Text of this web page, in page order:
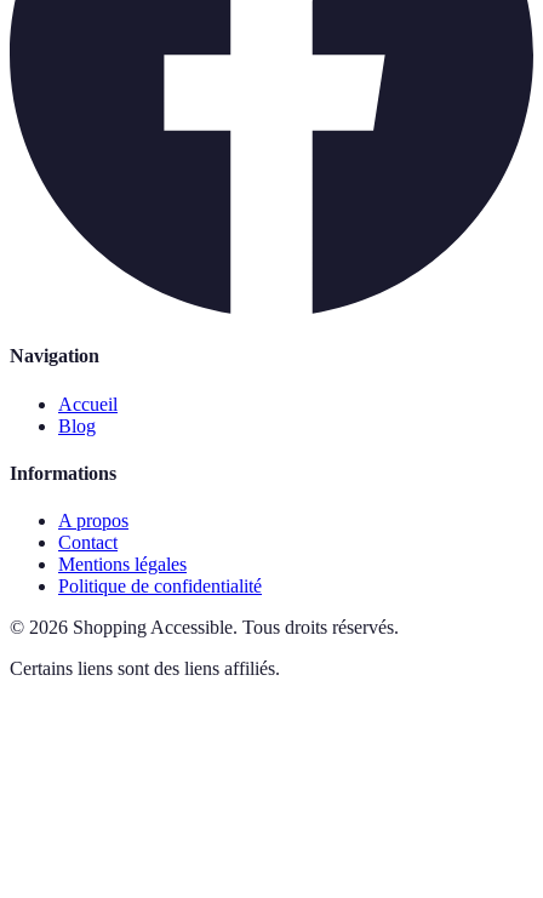
Navigation
Accueil
Blog
Informations
A propos
Contact
Mentions légales
Politique de confidentialité
© 2026 Shopping Accessible. Tous droits réservés.
Certains liens sont des liens affiliés.